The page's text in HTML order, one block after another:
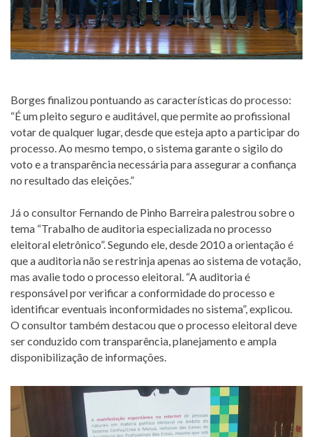
Borges finalizou pontuando as características do processo:
“É um pleito seguro e auditável, que permite ao profissional
votar de qualquer lugar, desde que esteja apto a participar do
processo. Ao mesmo tempo, o sistema garante o sigilo do
voto e a transparência necessária para assegurar a confiança
no resultado das eleições.”
Já o consultor Fernando de Pinho Barreira palestrou sobre o
tema “Trabalho de auditoria especializada no processo
eleitoral eletrônico”. Segundo ele, desde 2010 a orientação é
que a auditoria não se restrinja apenas ao sistema de votação,
mas avalie todo o processo eleitoral. “A auditoria é
responsável por verificar a conformidade do processo e
identificar eventuais inconformidades no sistema”, explicou.
O consultor também destacou que o processo eleitoral deve
ser conduzido com transparência, planejamento e ampla
disponibilização de informações.